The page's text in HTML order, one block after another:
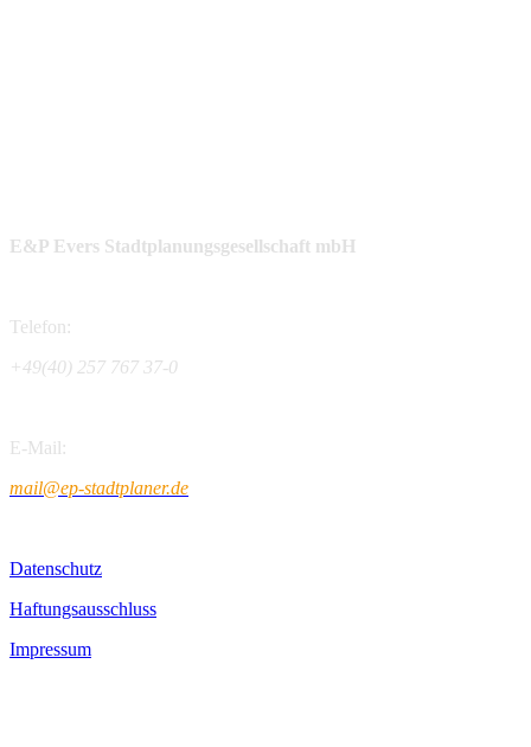
E&P Evers Stadtplanungsgesellschaft mbH
Telefon:
+49(40) 257 767 37-0
E-Mail:
mail@ep-stadtplaner.de
Datenschutz
Haftungsausschluss
Impressum